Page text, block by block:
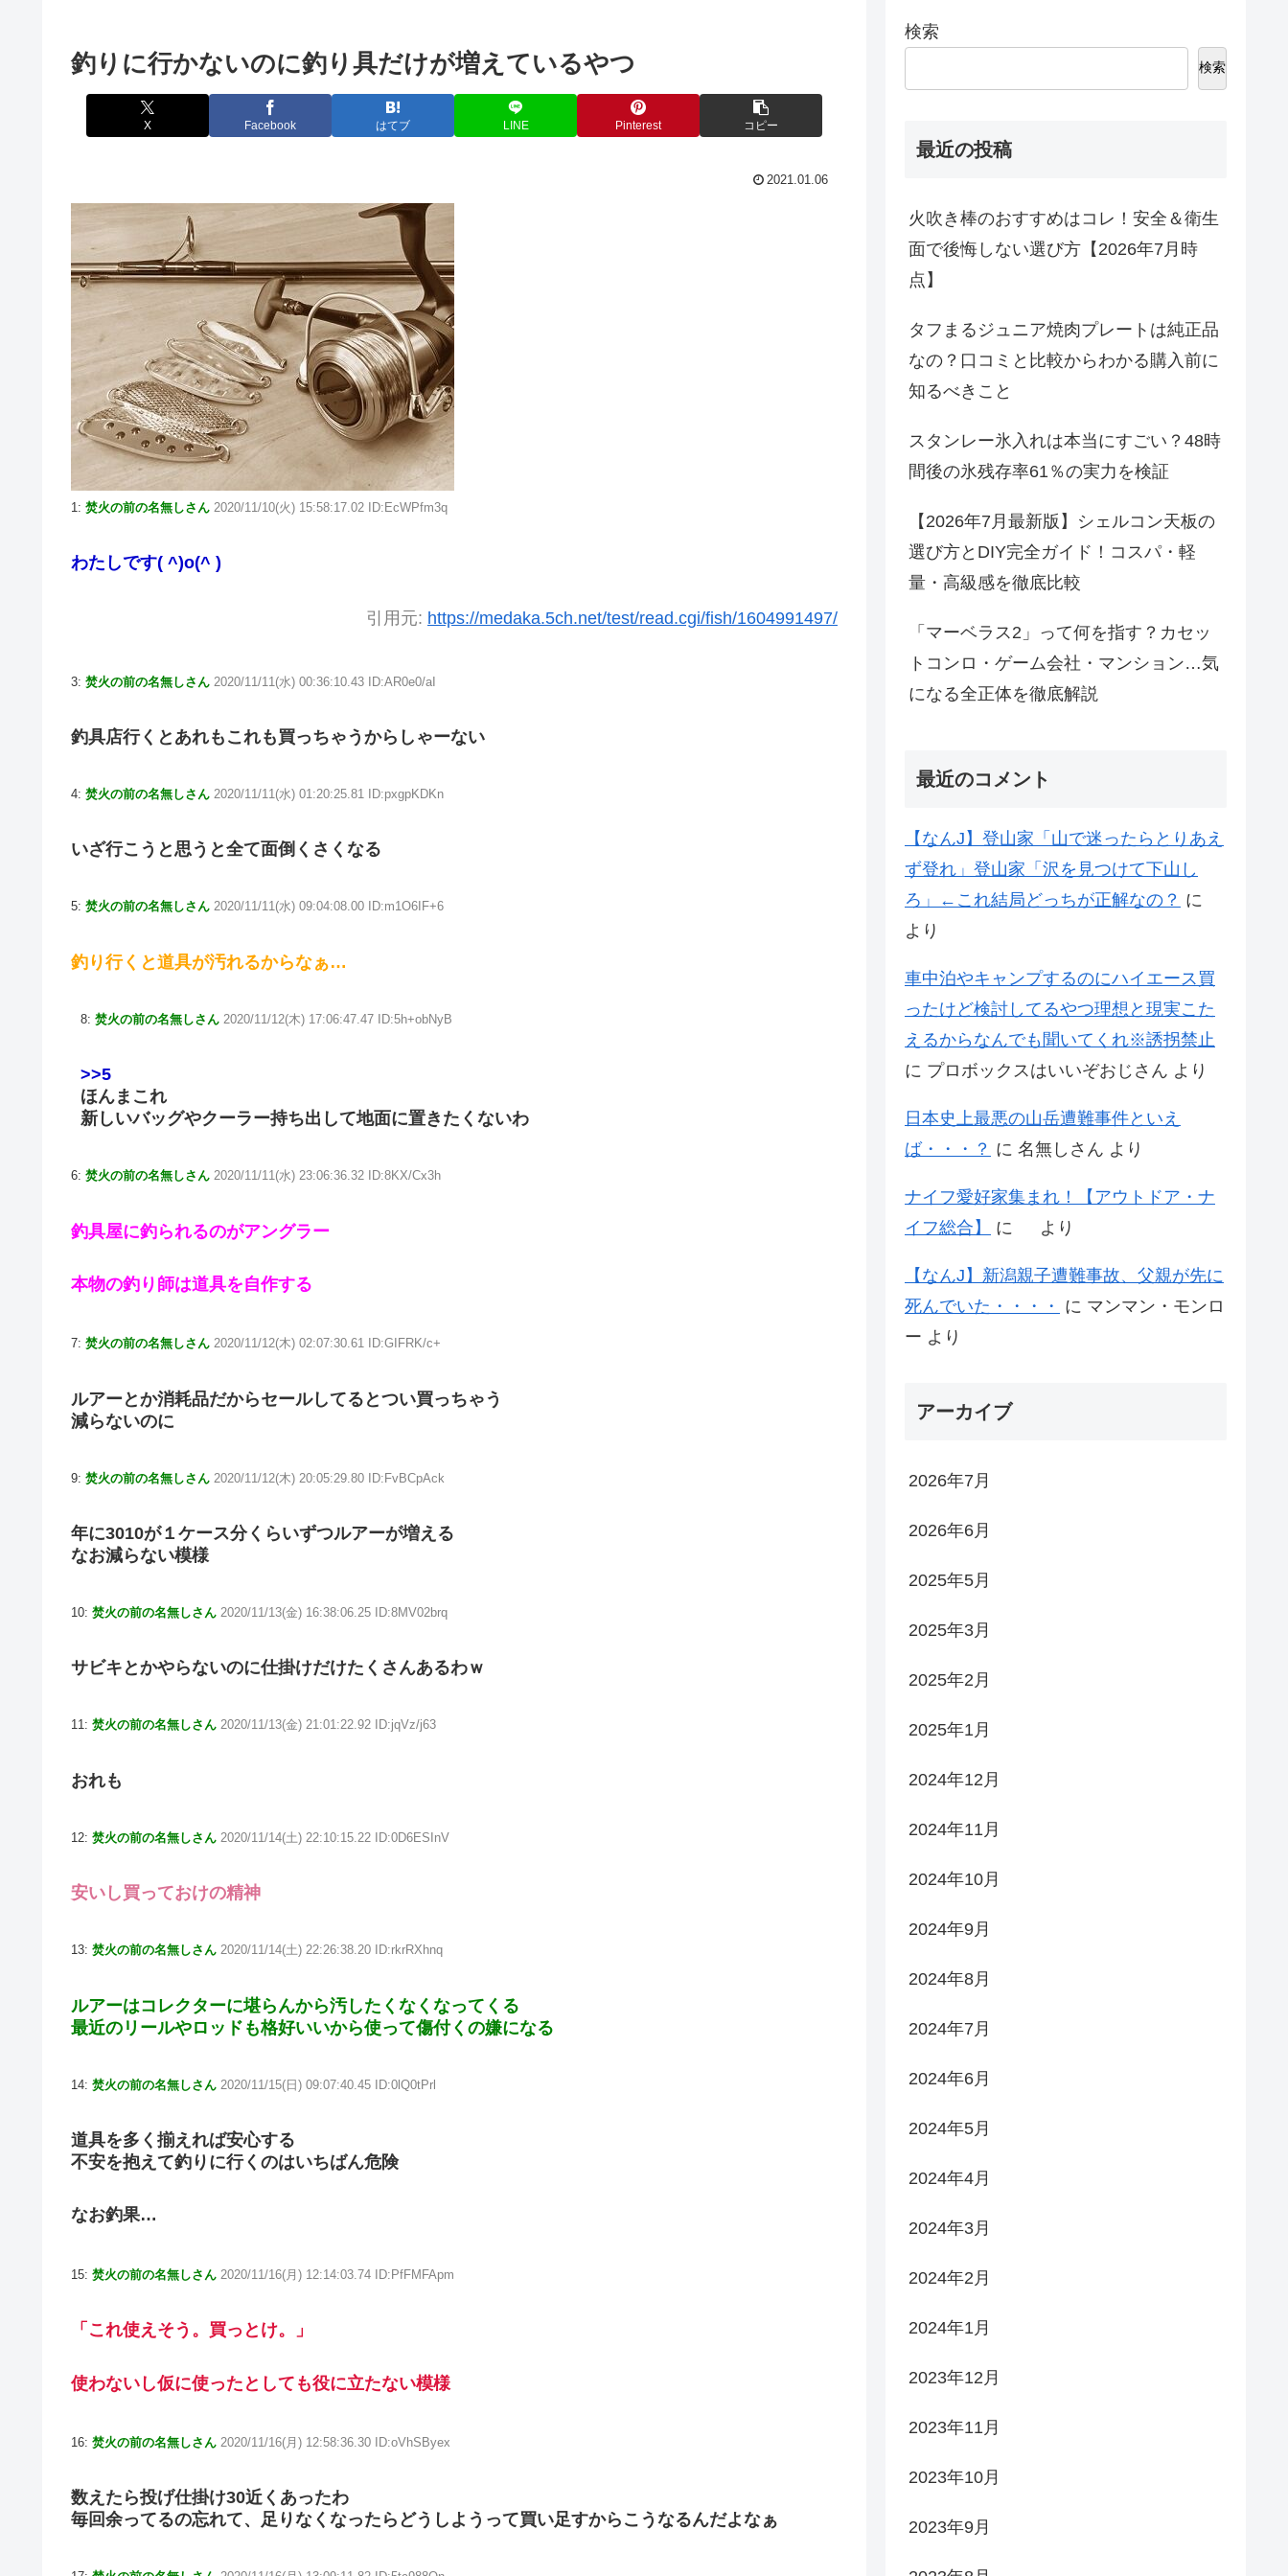
釣りに行かないのに釣り具だけが増えているやつ
X Facebook はてブ LINE Pinterest コピー
2021.01.06
1: 焚火の前の名無しさん 2020/11/10(火) 15:58:17.02 ID:EcWPfm3q
わたしです( ^)o(^ )
引用元: https://medaka.5ch.net/test/read.cgi/fish/1604991497/
3: 焚火の前の名無しさん 2020/11/11(水) 00:36:10.43 ID:AR0e0/aI
釣具店行くとあれもこれも買っちゃうからしゃーない
4: 焚火の前の名無しさん 2020/11/11(水) 01:20:25.81 ID:pxgpKDKn
いざ行こうと思うと全て面倒くさくなる
5: 焚火の前の名無しさん 2020/11/11(水) 09:04:08.00 ID:m1O6IF+6
釣り行くと道具が汚れるからなぁ…
8: 焚火の前の名無しさん 2020/11/12(木) 17:06:47.47 ID:5h+obNyB
>>5
ほんまこれ
新しいバッグやクーラー持ち出して地面に置きたくないわ
6: 焚火の前の名無しさん 2020/11/11(水) 23:06:36.32 ID:8KX/Cx3h
釣具屋に釣られるのがアングラー
本物の釣り師は道具を自作する
7: 焚火の前の名無しさん 2020/11/12(木) 02:07:30.61 ID:GIFRK/c+
ルアーとか消耗品だからセールしてるとつい買っちゃう
減らないのに
9: 焚火の前の名無しさん 2020/11/12(木) 20:05:29.80 ID:FvBCpAck
年に3010が１ケース分くらいずつルアーが増える
なお減らない模様
10: 焚火の前の名無しさん 2020/11/13(金) 16:38:06.25 ID:8MV02brq
サビキとかやらないのに仕掛けだけたくさんあるわｗ
11: 焚火の前の名無しさん 2020/11/13(金) 21:01:22.92 ID:jqVz/j63
おれも
12: 焚火の前の名無しさん 2020/11/14(土) 22:10:15.22 ID:0D6ESInV
安いし買っておけの精神
13: 焚火の前の名無しさん 2020/11/14(土) 22:26:38.20 ID:rkrRXhnq
ルアーはコレクターに堪らんから汚したくなくなってくる
最近のリールやロッドも格好いいから使って傷付くの嫌になる
14: 焚火の前の名無しさん 2020/11/15(日) 09:07:40.45 ID:0lQ0tPrl
道具を多く揃えれば安心する
不安を抱えて釣りに行くのはいちばん危険
なお釣果…
15: 焚火の前の名無しさん 2020/11/16(月) 12:14:03.74 ID:PfFMFApm
「これ使えそう。買っとけ。」
使わないし仮に使ったとしても役に立たない模様
16: 焚火の前の名無しさん 2020/11/16(月) 12:58:36.30 ID:oVhSByex
数えたら投げ仕掛け30近くあったわ
毎回余ってるの忘れて、足りなくなったらどうしようって買い足すからこうなるんだよなぁ
検索
検索
最近の投稿
火吹き棒のおすすめはコレ！安全＆衛生
面で後悔しない選び方【2026年7月時
点】
タフまるジュニア焼肉プレートは純正品
なの？口コミと比較からわかる購入前に
知るべきこと
スタンレー氷入れは本当にすごい？48時
間後の氷残存率61％の実力を検証
【2026年7月最新版】シェルコン天板の
選び方とDIY完全ガイド！コスパ・軽
量・高級感を徹底比較
「マーベラス2」って何を指す？カセッ
トコンロ・ゲーム会社・マンション…気
になる全正体を徹底解説
最近のコメント
【なんJ】登山家「山で迷ったらとりあえ
ず登れ」登山家「沢を見つけて下山し
ろ」←これ結局どっちが正解なの？ に
より
車中泊やキャンプするのにハイエース買
ったけど検討してるやつ理想と現実こた
えるからなんでも聞いてくれ※誘拐禁止
に プロボックスはいいぞおじさん より
日本史上最悪の山岳遭難事件といえ
ば・・・？ に 名無しさん より
ナイフ愛好家集まれ！【アウトドア・ナ
イフ総合】
に より
【なんJ】新潟親子遭難事故、父親が先に
死んでいた・・・・
に マンマン・モンロ
ー より
アーカイブ
2026年7月
2026年6月
2025年5月
2025年3月
2025年2月
2025年1月
2024年12月
2024年11月
2024年10月
2024年9月
2024年8月
2024年7月
2024年6月
2024年5月
2024年4月
2024年3月
2024年2月
2024年1月
2023年12月
2023年11月
2023年10月
2023年9月